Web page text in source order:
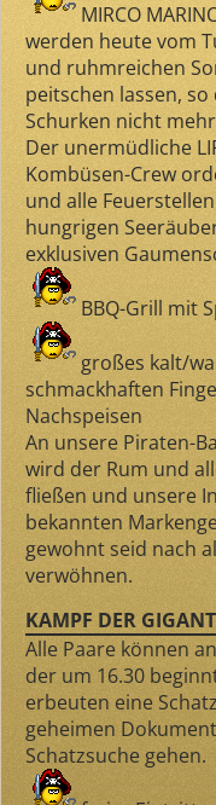
MIRCO
werden heute vom
und ruhmreichen
peitschen lassen,
Schurken nicht
Der unermüdliche
Kombüsen-Crew
und alle
hungrigen
exklusiven
BBQ-Grill mit
großes kalt/
schmackhaften
Nachspeisen
An unsere Piraten-
wird der Rum und
fließen und unsere
bekannten
gewohnt seid nach
verwöhnen.
KAMPF DER
Alle Paare können
der um 16.30
erbeuten eine
geheimen
Schatzsuche gehen.